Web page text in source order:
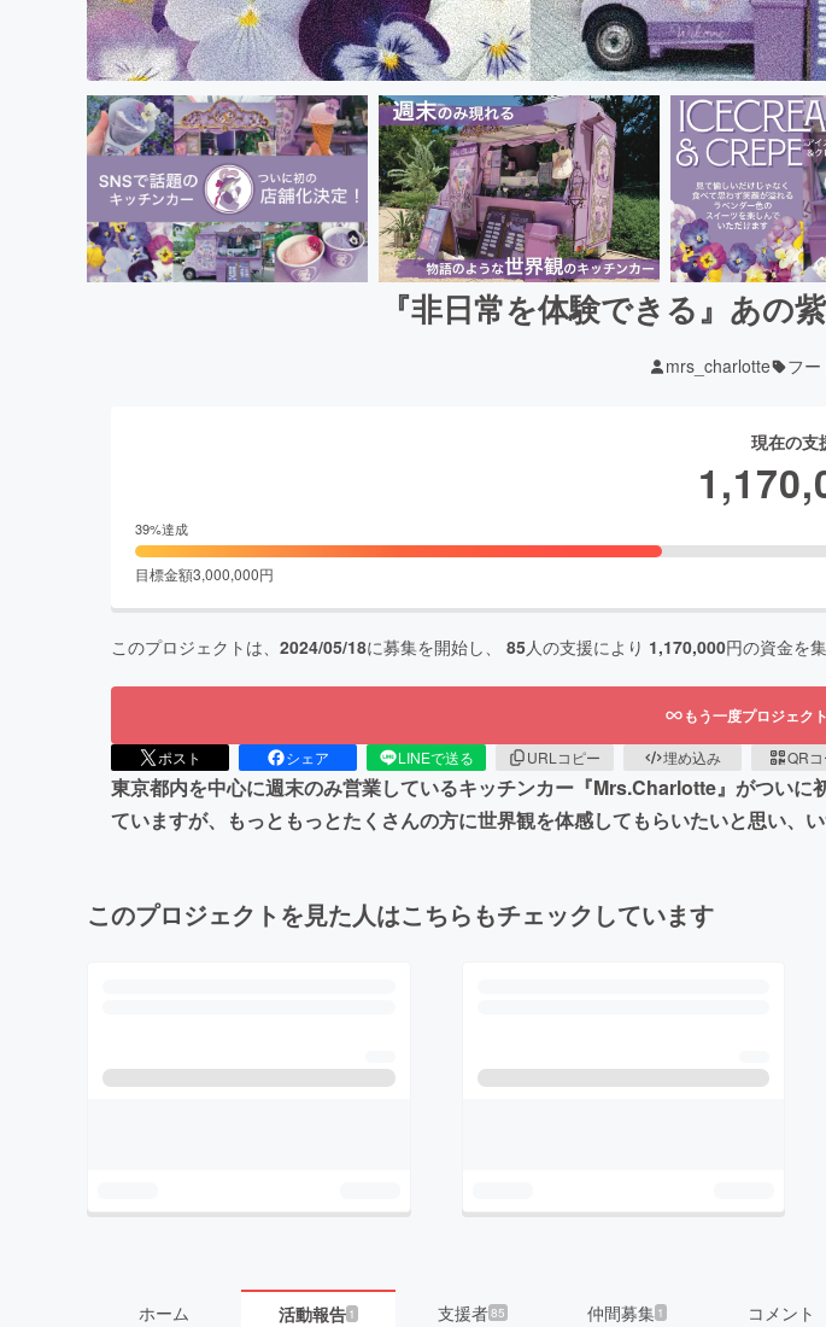
『非日常を体験できる』あの
mrs_charlotte フ
現在の支
39%達成
目標金額3,000,000円
このプロジェクトは、 2024/05/18に募集を開始し、 85人の支援により 1,170,000円の資金を
もう一度プロジェク
ポスト シェア LINEで送る URLコピー 埋め込み QR
東京都内を中心に週末のみ営業しているキッチンカー『Mrs.Charlotte』がつい
ていますが、もっともっとたくさんの方に世界観を体感してもらいたいと思い、
このプロジェクトを見た人はこちらもチェックしています
ホーム 活動報告 1 支援者85 仲間募集 1 コメント